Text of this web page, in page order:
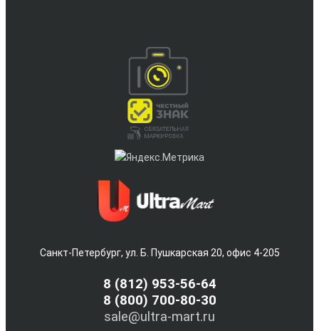
Санкт-Петербург, ул. Б. Пушкарская 20, офис 4-205
8 (812) 953-56-64
8 (800) 700-80-30
sale@ultra-mart.ru